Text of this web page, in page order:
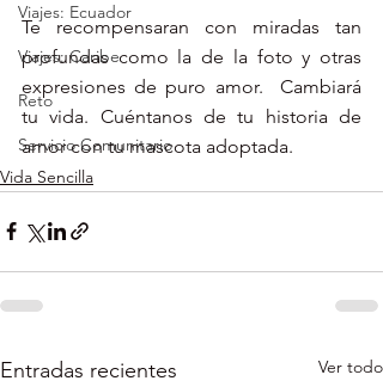
Viajes: Ecuador
Viajes: Caribe
Reto
Servicio Comunitario
Te recompensaran con miradas tan
profundas como la de la foto y otras
expresiones de puro amor.  Cambiará
tu vida. Cuéntanos de tu historia de
amor con tu mascota adoptada.
Vida Sencilla
Entradas recientes Ver todo